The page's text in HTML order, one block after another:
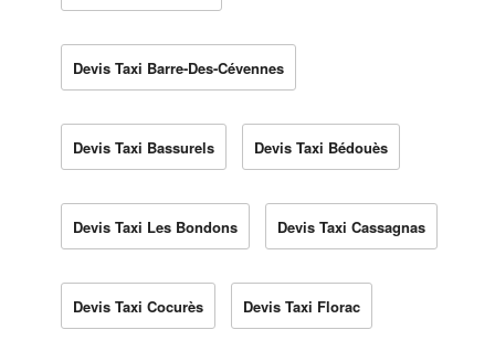
Devis Taxi Barre-Des-Cévennes
Devis Taxi Bassurels Devis Taxi Bédouès
Devis Taxi Les Bondons Devis Taxi Cassagnas
Devis Taxi Cocurès Devis Taxi Florac